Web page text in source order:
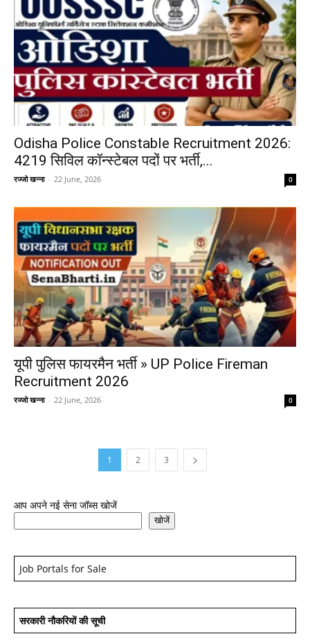
Odisha Police Constable Recruitment 2026:
4219 सिविल कॉन्स्टेबल पदों पर भर्ती,...
रज्जो खन्ना - 22 June, 2026 0
यूपी पुलिस फायरमैन भर्ती » UP Police Fireman
Recruitment 2026
रज्जो खन्ना - 22 June, 2026 0
1 2 3
आप अपने नई सेना जॉब्स खोजें
खोजें
Job Portals for Sale
सरकारी नौकरियों की सूची